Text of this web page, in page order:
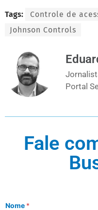
Tags: Controle de
Johnson Controls
Portal
Fale
Nome *